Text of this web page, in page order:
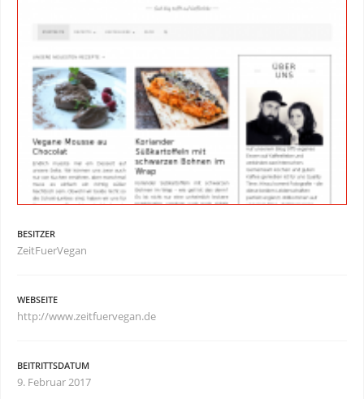
BESITZER
ZeitFuerVegan
WEBSEITE
http://www.zeitfuervegan.de
BEITRITTSDATUM
9. Februar 2017